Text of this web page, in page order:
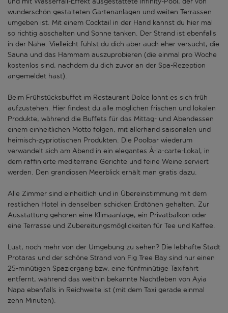
wunderschön gestalteten Gartenanlagen und weiten Terrassen
umgeben ist. Mit einem Cocktail in der Hand kannst du hier mal
so richtig abschalten und Sonne tanken. Der Strand ist ebenfalls
in der Nähe. Vielleicht fühlst du dich aber auch eher versucht, die
Sauna und das Hammam auszuprobieren (die einmal pro Woche
kostenlos sind, nachdem du dich zuvor an der Spa-Rezeption
angemeldet hast).
Beim Frühstücksbuffet im Restaurant Dolce lohnt es sich früh
aufzustehen. Hier findest du alle möglichen frischen und lokalen
Produkte, während die Buffets für das Mittag- und Abendessen
einem einheitlichen Motto folgen, mit allerhand saisonalen und
heimisch-zypriotischen Produkten. Die Poolbar wiederum
verwandelt sich am Abend in ein elegantes À-la-carte-Lokal, in
dem raffinierte mediterrane Gerichte und feine Weine serviert
werden. Den grandiosen Meerblick erhält man gratis dazu.
Alle Zimmer sind einheitlich und in Übereinstimmung mit dem
restlichen Hotel in denselben schicken Erdtönen gehalten. Zur
Ausstattung gehören eine Klimaanlage, ein Privatbalkon oder
eine Terrasse und Zubereitungsmöglickeiten für Tee und Kaffee.
Lust, noch mehr von der Umgebung zu sehen? Die lebhafte Stadt
Protaras und der schöne Strand von Fig Tree Bay sind nur einen
25-minütigen Spaziergang bzw. eine fünfminütige Taxifahrt
entfernt, während das weithin bekannte Nachtleben von Ayia
Napa ebenfalls in Reichweite ist (mit dem Taxi gerade einmal
zehn Minuten).